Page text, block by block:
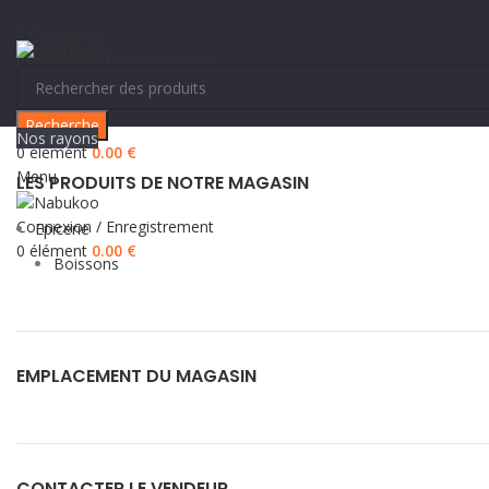
0
Connexion / Enregistrement
Recherche
0élément 0.00 €
Menu
Connexion / Enregistrement
0 élément 0.00 €
Nos rayons
LES PRODUITS DE NOTRE MAGASIN
Epicerie
Boissons
EMPLACEMENT DU MAGASIN